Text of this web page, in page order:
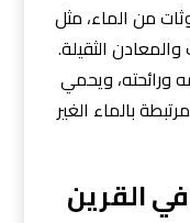
من الماء، مثل
والمعادن الثقيلة.
ويحمي
بالماء الغير
في القرين